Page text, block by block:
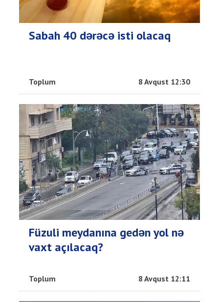
Sabah 40 dərəcə isti olacaq
Toplum 8 Avqust 12:30
Füzuli meydanına gedən yol nə
vaxt açılacaq?
Toplum 8 Avqust 12:11